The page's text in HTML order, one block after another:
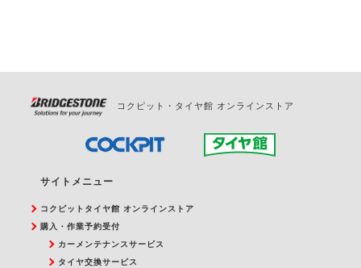
コクピット・タイヤ館 オンラインストア
サイトメニュー
コクピットタイヤ館 オンラインストア
購入・作業予約受付
カーメンテナンスサービス
タイヤ交換サービス